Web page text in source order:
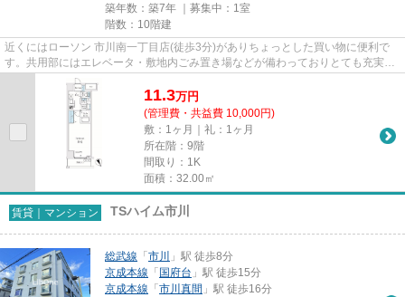
築年数：築7年 ｜募集中： 1室
階数：10階建
近くにはローソン 市川南一丁目店(徒歩3分)がありちょっとした買い物に便利で
す。共用部にはエレベータ・敷地内ごみ置き場などが備わっておりとても充実し
ています。素敵な景色が堪能...
11.3万円
(管理費・共益費 10,000円)
敷：1ヶ月｜礼：1ヶ月
所在階：9階
間取り：1K
面積：32.00㎡
賃貸｜マンション TSハイム市川
総武線 「 市川
」駅 徒歩8分
京成本線 「 国府台 」駅 徒歩15分
京成本線 「 市川真間 」駅 徒歩16分